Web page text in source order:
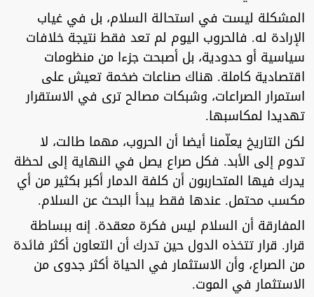
المشكلة ليست في استحالة السلام، بل في غياب
الإرادة له. فالحروب اليوم لم تعد فقط نتيجة خلافات
سياسية أو حدودية، بل أصبحت جزءا من منظومات
اقتصادية كاملة. هناك صناعات ضخمة تعيش على
استمرار الصراعات، وشبكات مصالح ترى في الاستقرار
تهديدا لمكاسبها.
لكن التاريخ يعلّمنا أيضا أن الحروب، مهما طالت، لا
تدوم إلى الأبد. فكل صراع يصل في النهاية إلى لحظة
يدرك فيها المتحاربون أن كلفة الدمار أكبر بكثير من أي
مكسب محتمل. عندها فقط يبدأ البحث عن السلام.
المفارقة أن السلام ليس فكرة معقدة. إنه ببساطة
قرار. قرار تتخذه الدول حين تدرك أن التعاون أكثر فائدة
من الصراع، وأن الاستثمار في الحياة أكثر جدوى من
الاستثمار في الموت.